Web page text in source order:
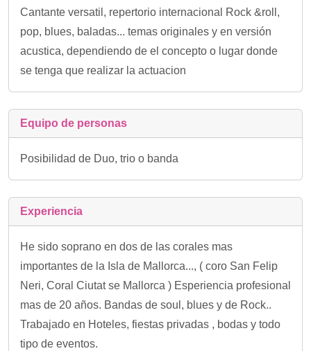
Cantante versatil, repertorio internacional Rock &roll,
pop, blues, baladas... temas originales y en versión
acustica, dependiendo de el concepto o lugar donde
se tenga que realizar la actuacion
Equipo de personas
Posibilidad de Duo, trio o banda
Experiencia
He sido soprano en dos de las corales mas
importantes de la Isla de Mallorca..., ( coro San Felip
Neri, Coral Ciutat se Mallorca ) Esperiencia profesional
mas de 20 años. Bandas de soul, blues y de Rock..
Trabajado en Hoteles, fiestas privadas , bodas y todo
tipo de eventos.